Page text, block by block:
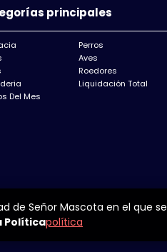
principales
Perros
Aves
Roedores
Liquidación Total
Del Mes
de Señor Mascota en el que se
Políticapolítica